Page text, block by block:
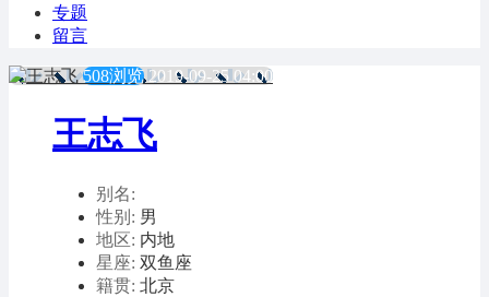
专题
留言
508浏览 2019-09-25 04:00
王志飞
别名:
性别: 男
地区: 内地
星座: 双鱼座
籍贯: 北京